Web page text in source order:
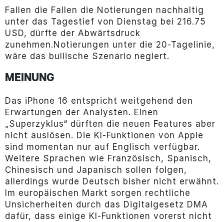
Fallen die Fallen die Notierungen nachhaltig
unter das Tagestief von Dienstag bei 216.75
USD, dürfte der Abwärtsdruck
zunehmen.Notierungen unter die 20-Tagelinie,
wäre das bullische Szenario negiert.
MEINUNG
Das iPhone 16 entspricht weitgehend den
Erwartungen der Analysten. Einen
„Superzyklus“ dürften die neuen Features aber
nicht auslösen. Die KI-Funktionen von Apple
sind momentan nur auf Englisch verfügbar.
Weitere Sprachen wie Französisch, Spanisch,
Chinesisch und Japanisch sollen folgen,
allerdings wurde Deutsch bisher nicht erwähnt.
Im europäischen Markt sorgen rechtliche
Unsicherheiten durch das Digitalgesetz DMA
dafür, dass einige KI-Funktionen vorerst nicht